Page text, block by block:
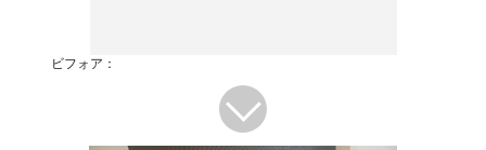
ビフォア：